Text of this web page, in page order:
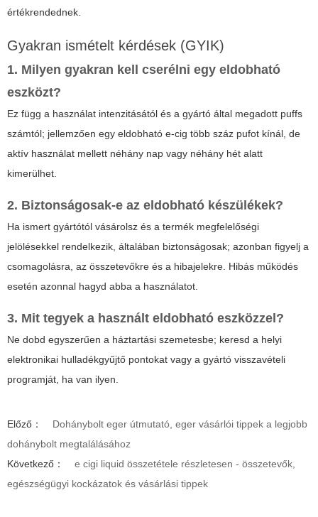
értékrendednek.
Gyakran ismételt kérdések (GYIK)
1. Milyen gyakran kell cserélni egy eldobható
eszközt?
Ez függ a használat intenzitásától és a gyártó által megadott puffs
számtól; jellemzően egy eldobható e-cig több száz pufot kínál, de
aktív használat mellett néhány nap vagy néhány hét alatt
kimerülhet.
2. Biztonságosak-e az eldobható készülékek?
Ha ismert gyártótól vásárolsz és a termék megfelelőségi
jelölésekkel rendelkezik, általában biztonságosak; azonban figyelj a
csomagolásra, az összetevőkre és a hibajelekre. Hibás működés
esetén azonnal hagyd abba a használatot.
3. Mit tegyek a használt eldobható eszközzel?
Ne dobd egyszerűen a háztartási szemetesbe; keresd a helyi
elektronikai hulladékgyűjtő pontokat vagy a gyártó visszavételi
programját, ha van ilyen.
Előző：
Dohánybolt eger útmutató, eger vásárlói tippek a legjobb
dohánybolt megtalálásához
Következő：
e cigi liquid összetétele részletesen - összetevők,
egészségügyi kockázatok és vásárlási tippek